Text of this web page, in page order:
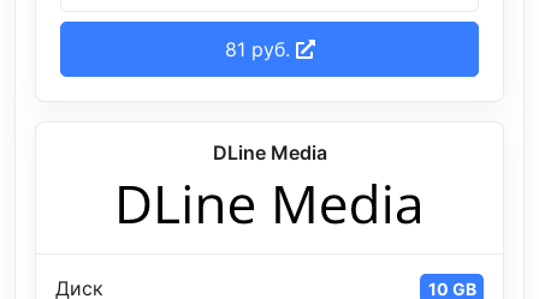
81 руб.
DLine Media
Диск 10 GB